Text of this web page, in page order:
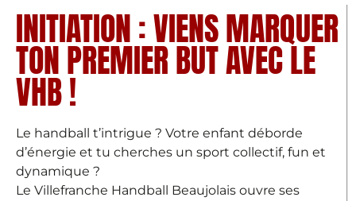
INITIATION : VIENS MARQUER
TON PREMIER BUT AVEC LE
VHB !
Le handball t’intrigue ? Votre enfant déborde
d’énergie et tu cherches un sport collectif, fun et
dynamique ?
Le Villefranche Handball Beaujolais ouvre ses